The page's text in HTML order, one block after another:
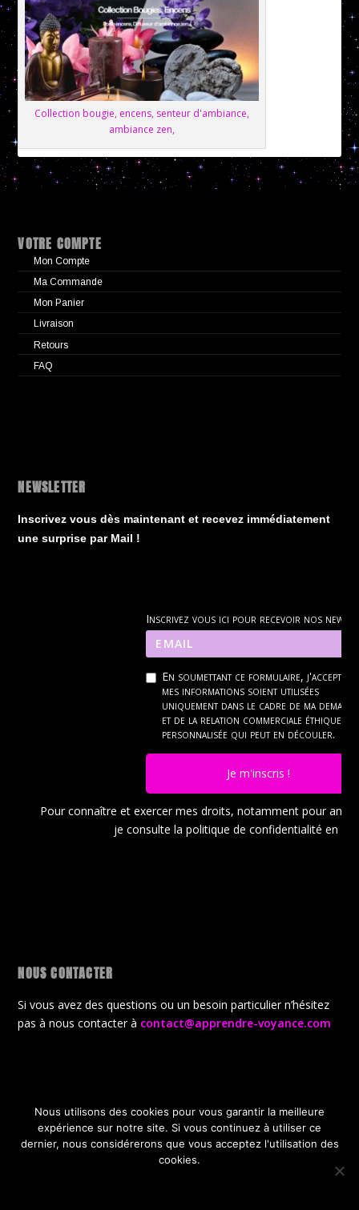
Collection bougie, encens, senteur d'ambiance,
ambiance zen,
VOTRE COMPTE
Mon Compte
Ma Commande
Mon Panier
Livraison
Retours
FAQ
NEWSLETTER
Inscrivez vous dès maintenant et recevez immédiatement
une surprise par Mail !
Inscrivez vous ici pour recevoir nos news
En soumettant ce formulaire, j'accepte
mes informations soient utilisées
uniquement dans le cadre de ma
et de la relation commerciale éthique et
personnalisée qui peut en découler.
Je m'inscris !
Pour connaître et exercer mes droits, notamment pour
je consulte la politique de confidentialité en
NOUS CONTACTER
Si vous avez des questions ou un besoin particulier n’hésitez
pas à nous contacter à contact@apprendre-voyance.com
Conçu parElegant Themes| Propulsé par WordPress
CGV
Politique de confidentialité
Politique de gestion des cookies
Nous utilisons des cookies pour vous garantir la meilleure
expérience sur notre site. Si vous continuez à utiliser ce
dernier, nous considérerons que vous acceptez l'utilisation des
cookies.